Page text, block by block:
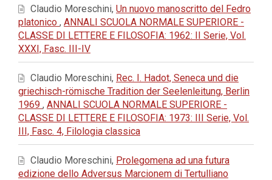
Claudio Moreschini, Un nuovo manoscritto del Fedro
platonico , ANNALI SCUOLA NORMALE SUPERIORE -
CLASSE DI LETTERE E FILOSOFIA: 1962: II Serie, Vol.
XXXI, Fasc. III-IV
Claudio Moreschini, Rec. I. Hadot, Seneca und die
griechisch-römische Tradition der Seelenleitung, Berlin
1969 , ANNALI SCUOLA NORMALE SUPERIORE -
CLASSE DI LETTERE E FILOSOFIA: 1973: III Serie, Vol.
III, Fasc. 4, Filologia classica
Claudio Moreschini, Prolegomena ad una futura
edizione dello Adversus Marcionem di Tertulliano